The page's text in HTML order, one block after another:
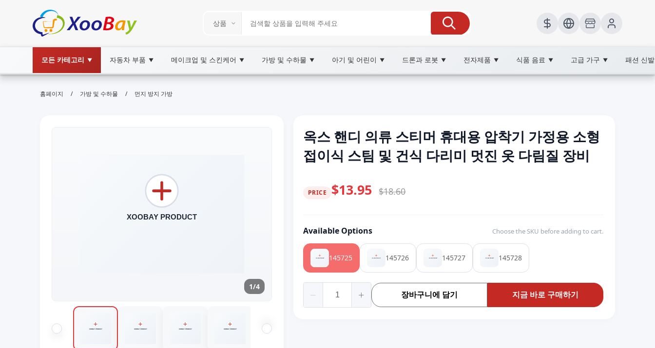
모든 카테고리 ▼ 자동차 부품 ▼ 메이크업 및 스킨케어 ▼ 가방 및 수하물 ▼ 아기 및 어린이 ▼ 드론과 로봇 ▼ 전자제품 ▼ 식품 음료 ▼ 고급 가구 ▼ 패션 신
홈페이지 / 가방 및 수하물 / 먼지 방지 가방
1/4
옥스 핸디 의류 스티머 휴대용 압착기 가정용 소형
접이식 스팀 및 건식 다리미 멋진 옷 다림질 장비
PRICE $13.95 $18.60
Available Options Choose the SKU before adding to cart.
145725 145726 145727 145728
장바구니에 담기 지금 바로 구매하기